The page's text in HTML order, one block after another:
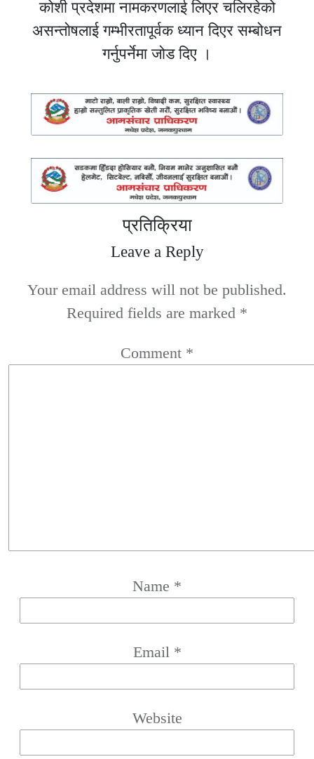
कोशी प्रदेशमा नामकरणलाई लिएर चलिरहेको
असन्तोषलाई गम्भीरतापूर्वक ध्यान दिएर सम्बोधन
गर्नुपर्नेमा जोड दिए ।
प्रतिक्रिया
Leave a Reply
Your email address will not be published.
Required fields are marked *
Comment *
Name *
Email *
Website